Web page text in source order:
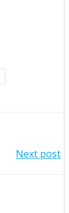
Next post